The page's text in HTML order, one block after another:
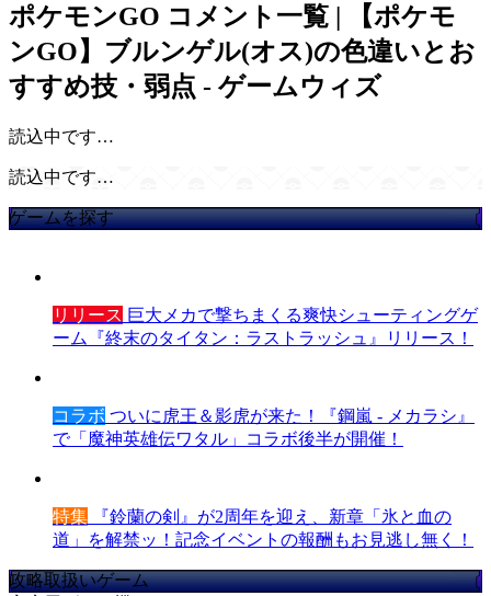
ポケモンGO コメント一覧 | 【ポケモ
ンGO】ブルンゲル(オス)の色違いとお
すすめ技・弱点 - ゲームウィズ
読込中です…
読込中です…
ゲームを探す
リリース 巨大メカで撃ちまくる爽快シューティングゲ
ーム『終末のタイタン：ラストラッシュ』リリース！
コラボ ついに虎王＆影虎が来た！『鋼嵐 - メカラシ』
で「魔神英雄伝ワタル」コラボ後半が開催！
特集 『鈴蘭の剣』が2周年を迎え、新章「氷と血の
道」を解禁ッ！記念イベントの報酬もお見逃し無く！
攻略取扱いゲーム